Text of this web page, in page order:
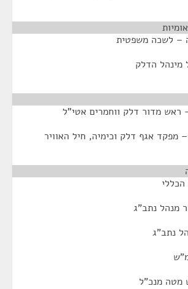
– לשכה משפטית
מינהל הדלק
ראש מדור דלק ווחמרים אטי"ל
מפקד אגף דלק וכימיה, חיל האוויר
מנהל נתב"ג
נתב"ג
מטה מנכ"ל